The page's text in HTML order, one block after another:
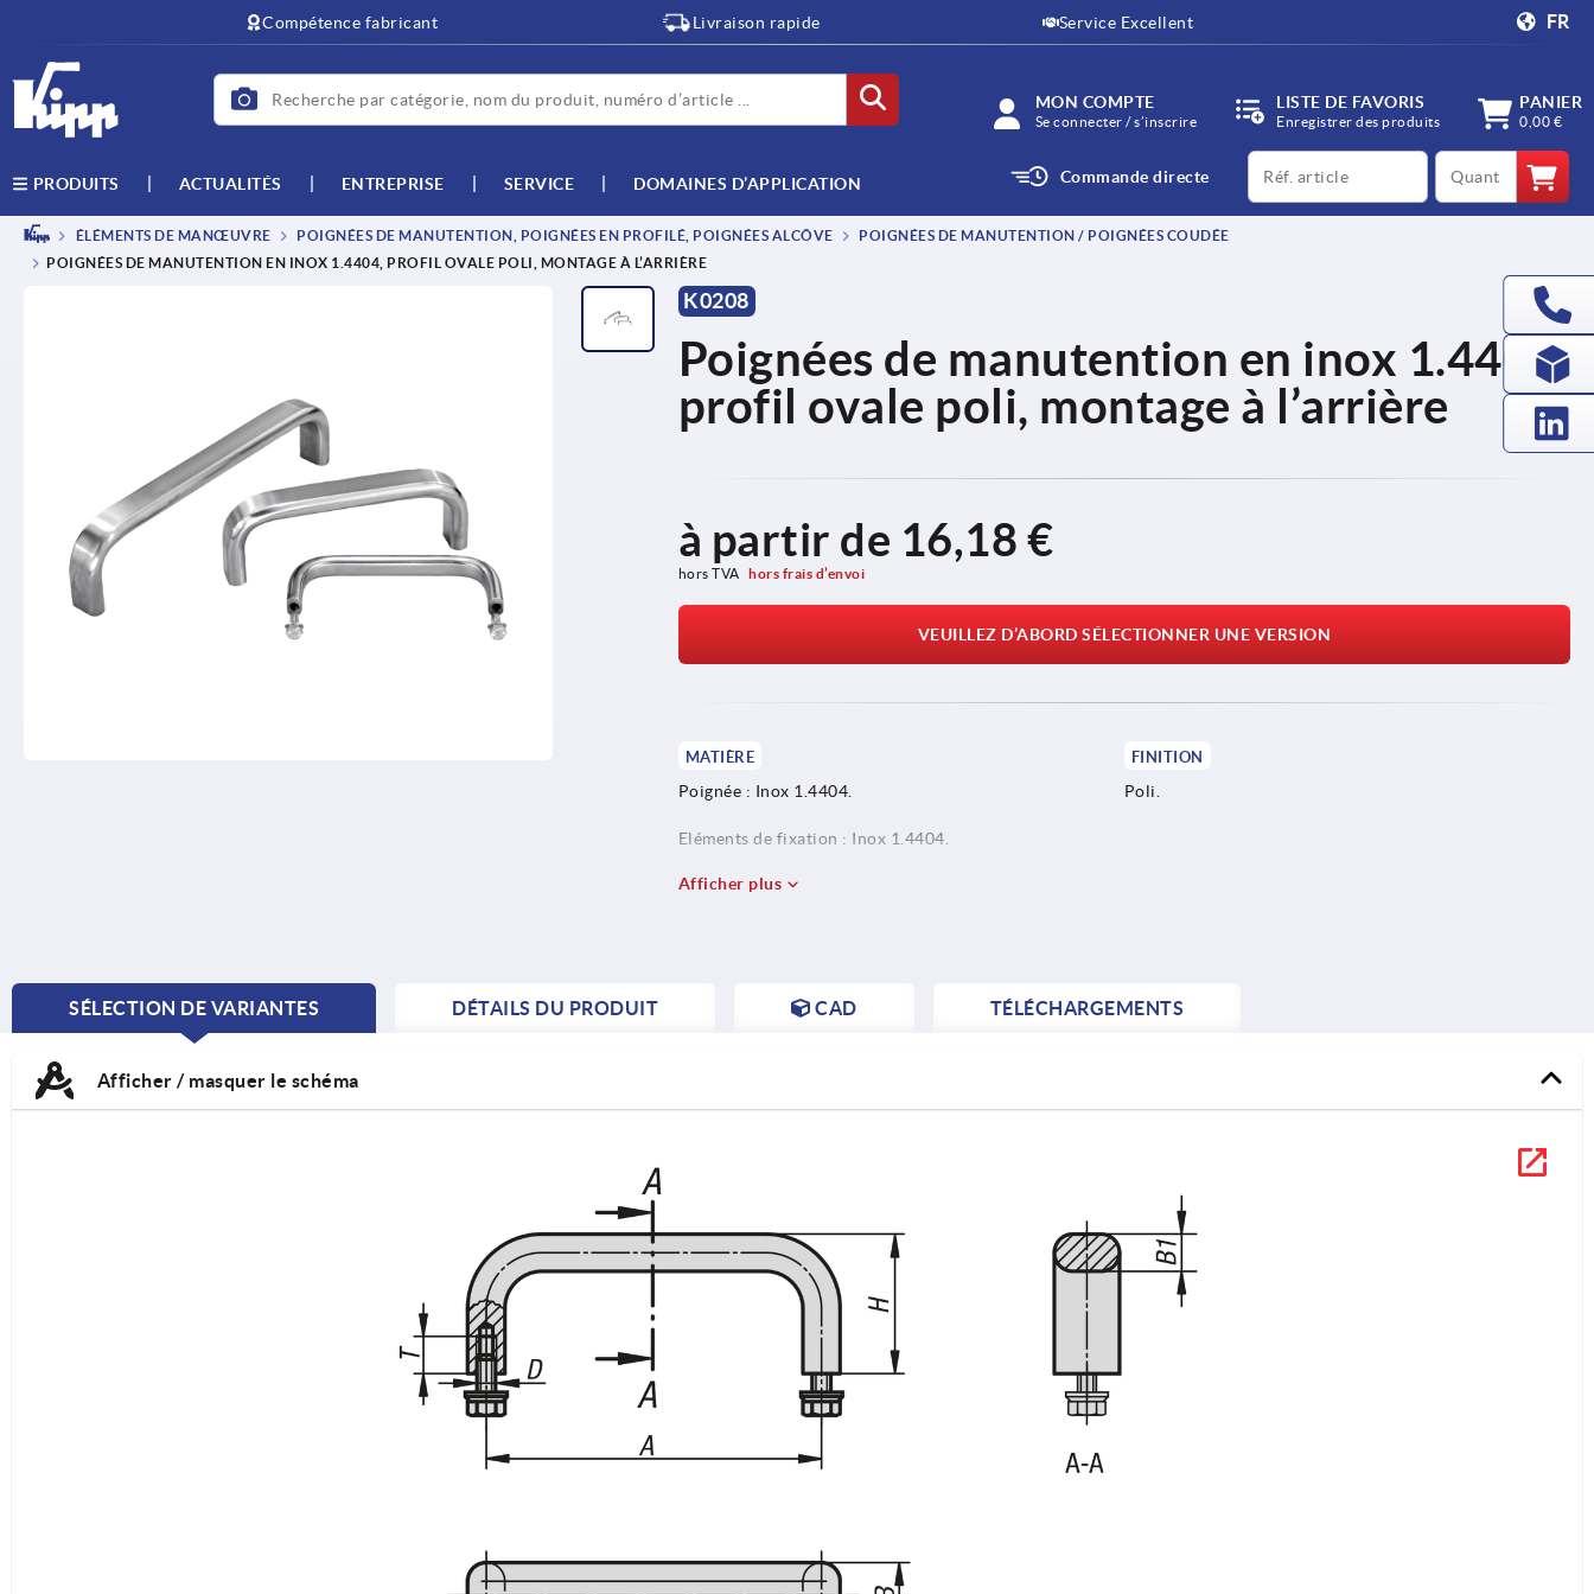
Compétence fabricant Livraison rapide Service Excellent FR
MON COMPTE
Se connecter / s’inscrire
LISTE DE FAVORIS
Enregistrer des produits
PANIER
0,00 €
PRODUITS ACTUALITÉS ENTREPRISE SERVICE DOMAINES D’APPLICATION Commande directe
productCode qty
ÉLÉMENTS DE MANŒUVRE POIGNÉES DE MANUTENTION, POIGNÉES EN PROFILÉ, POIGNÉES ALCÔVE
POIGNÉES DE MANUTENTION / POIGNÉES COUDÉE
POIGNÉES DE MANUTENTION EN INOX 1.4404, PROFIL OVALE POLI, MONTAGE À L’ARRIÈRE
K0208
Poignées de manutention en inox 1.4404,
profil ovale poli, montage à l’arrière
à partir de 16,18 €
hors TVA hors frais d’envoi
VEUILLEZ D’ABORD SÉLECTIONNER UNE VERSION
MATIÈRE
Poignée : Inox 1.4404.
Eléments de fixation : Inox 1.4404.
FINITION
Poli.
Afficher plus
SÉLECTION DE VARIANTES
CURRENT
DÉTAILS DU PRODUIT CAD TÉLÉCHARGEMENTS
Afficher / masquer le schéma